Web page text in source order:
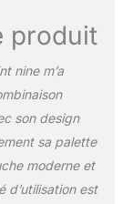
produit
nine m’a
son design
sa palette
moderne et
d’utilisation est